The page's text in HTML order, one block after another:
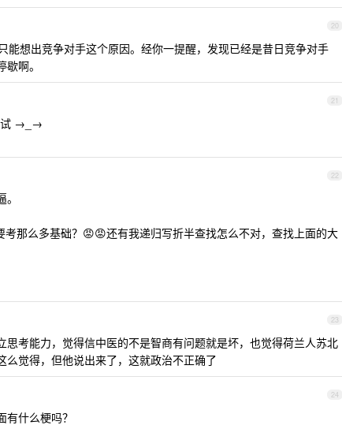
20
想出竞争对手这个原因。经你一提醒，发现已经是昔日竞争对手
啊。
21
试 →_→
22
那么多基础？😡😡还有我递归写折半查找怎么不对，查找上面的大
23
考能力，觉得信中医的不是智商有问题就是坏，也觉得荷兰人苏北
觉得，但他说出来了，这就政治不正确了
24
什么梗吗？